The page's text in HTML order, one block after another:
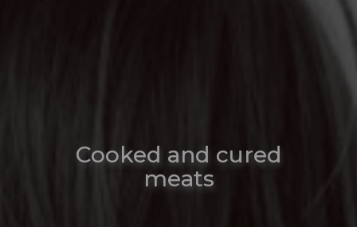
Cooked and cured
meats